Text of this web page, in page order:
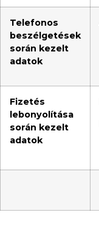
Telefonos
beszélgetések
során kezelt
adatok
Fizetés
lebonyolítása
során kezelt
adatok